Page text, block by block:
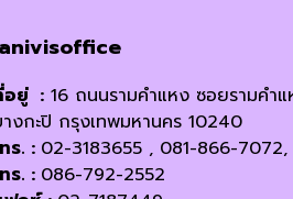
อยู่ : 16 ถนนรามคำแหง ซอยรามคำ
งกะปิ กรุงเทพมหานคร 10240
ร. : 02-3183655 , 081-866-7072,
ร. : 086-792-2552